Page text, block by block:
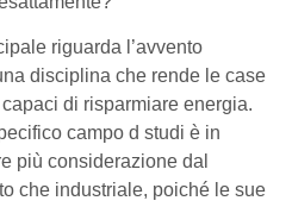
riguarda l’avvento
disciplina che rende le case
di risparmiare energia.
campo d studi è in
più considerazione dal
che industriale, poiché le sue